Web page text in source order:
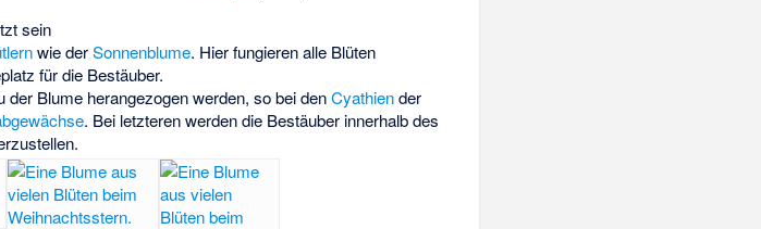
sein
wie derSonnenblume. Hier fungieren alle Blüten
für die Bestäuber.
Blume herangezogen werden, so bei denCyathiender
. Bei letzteren werden die Bestäuber innerhalb des